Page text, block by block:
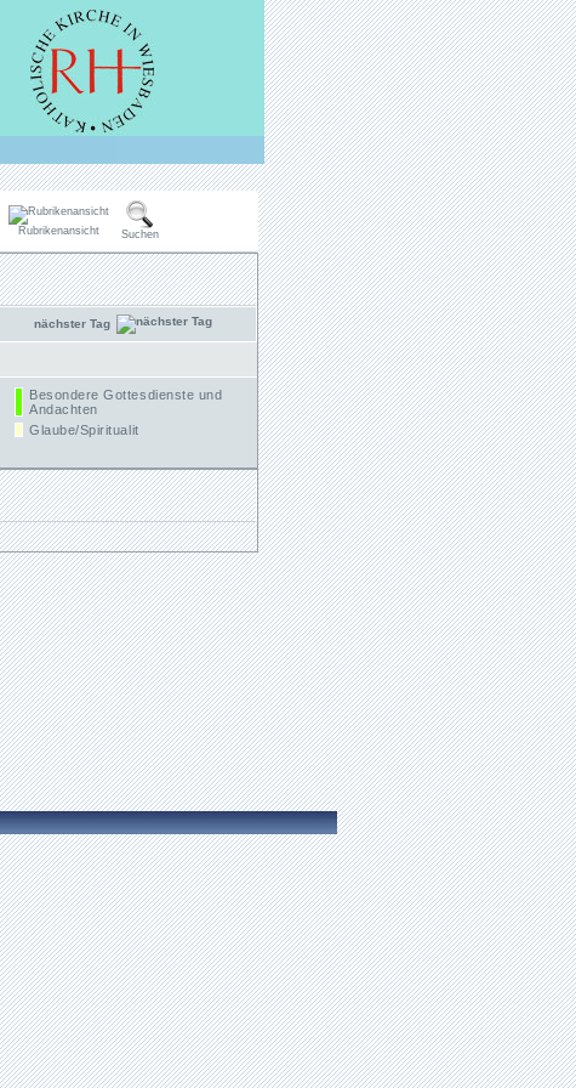
Rubrikenansicht Suchen
nächster Tag
Besondere Gottesdienste und
Andachten
Glaube/Spiritualit